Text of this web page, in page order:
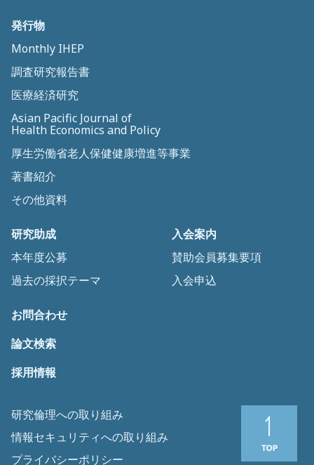
発行物
Monthly IHEP
調査研究報告書
医療経済研究
Asian Pacific Journal of
Health Economics and Policy
厚生労働省老人保健健康増進等事業
著書紹介
その他資料
研究助成
本年度公募
過去の採択テーマ
入会案内
賛助会員募集要項
入会申込
お問合わせ
論文検索
採用情報
研究倫理への取り組み
情報セキュリティへの取り組み
プライバシーポリシー